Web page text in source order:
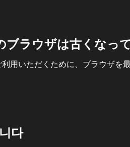
ブラウザは古くなっ
用いただくために、ブラウザを
다